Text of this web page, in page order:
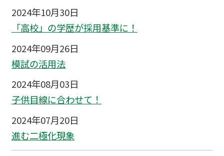
2024年10月30日
「高校」の学歴が採用基準に！
2024年09月26日
模試の活用法
2024年08月03日
子供目線に合わせて！
2024年07月20日
進む二極化現象